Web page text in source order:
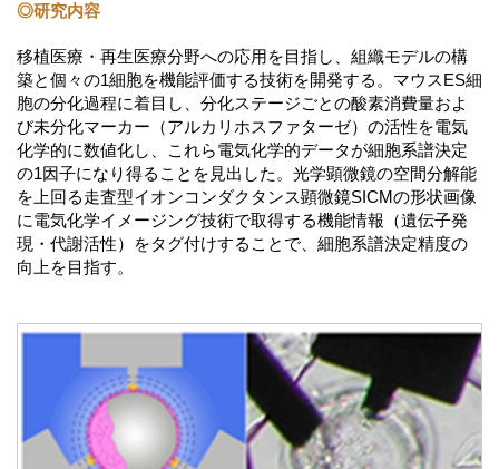
◎研究内容
移植医療・再生医療分野への応用を目指し、組織モデルの構
築と個々の1細胞を機能評価する技術を開発する。マウスES細
胞の分化過程に着目し、分化ステージごとの酸素消費量およ
び未分化マーカー（アルカリホスファターゼ）の活性を電気
化学的に数値化し、これら電気化学的データが細胞系譜決定
の1因子になり得ることを見出した。光学顕微鏡の空間分解能
を上回る走査型イオンコンダクタンス顕微鏡SICMの形状画像
に電気化学イメージング技術で取得する機能情報（遺伝子発
現・代謝活性）をタグ付けすることで、細胞系譜決定精度の
向上を目指す。